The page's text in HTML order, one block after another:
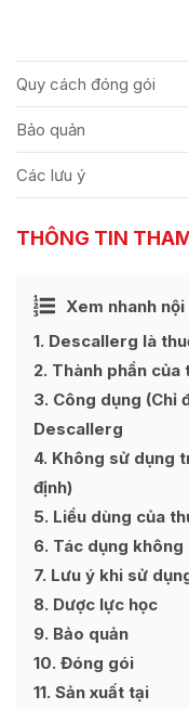
Quy cách đóng gói
Bảo quản
Các lưu ý
THÔNG TIN
Xem nhanh
1 Descallerg là
2 Thành phần
3 Công dụng (Chỉ
Descallerg
4 Không sử dụng
định)
5 Liều dùng của
6 Tác dụng không
7 Lưu ý khi sử
8 Dược lực học
9 Bảo quản
10 Đóng gói
11 Sản xuất tại